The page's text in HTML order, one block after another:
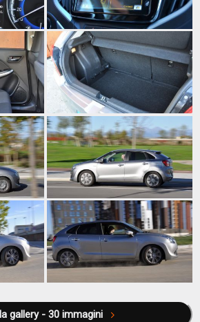
Tutta la gallery - 30 immagini